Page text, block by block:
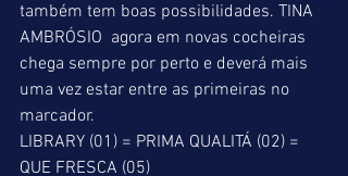
também tem boas possibilidades. TINA
AMBRÓSIO  agora em novas cocheiras
chega sempre por perto e deverá mais
uma vez estar entre as primeiras no
marcador.
LIBRARY (01) = PRIMA QUALITÁ (02) =
QUE FRESCA (05)